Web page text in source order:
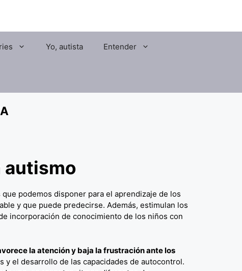
Yo, autista Entender
autismo
podemos disponer para el aprendizaje de los
y que puede predecirse. Además, estimulan los
incorporación de conocimiento de los niños con
la atención y baja la frustración ante los
el desarrollo de las capacidades de autocontrol.